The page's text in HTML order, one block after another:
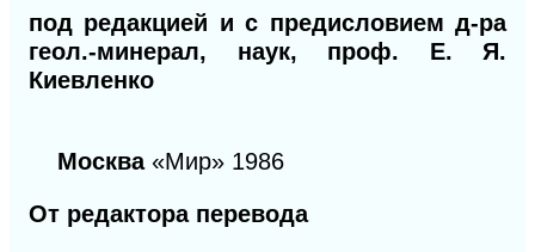
под редакцией и с предисловием д-ра
геол.-минерал, наук, проф. Е. Я.
Киевленко
Москва «Мир» 1986
От редактора перевода